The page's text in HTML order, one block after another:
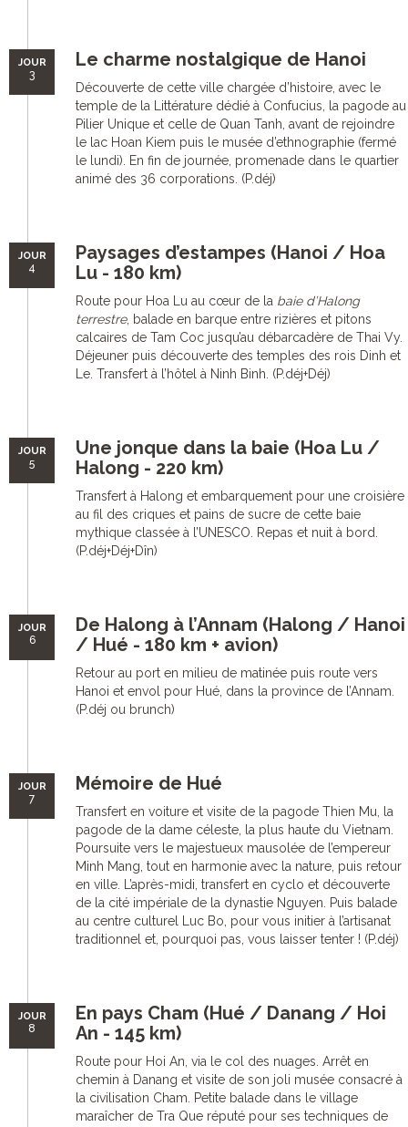
JOUR
3
Le charme nostalgique de Hanoi
Découverte de cette ville chargée d’histoire, avec le
temple de la Littérature dédié à Confucius, la pagode au
Pilier Unique et celle de Quan Tanh, avant de rejoindre
le lac Hoan Kiem puis le musée d’ethnographie (fermé
le lundi). En fin de journée, promenade dans le quartier
animé des 36 corporations. (P.déj)
JOUR
4
Paysages d’estampes (Hanoi / Hoa
Lu - 180 km)
Route pour Hoa Lu au cœur de la baie d’Halong
terrestre, balade en barque entre rizières et pitons
calcaires de Tam Coc jusqu’au débarcadère de Thai Vy.
Déjeuner puis découverte des temples des rois Dinh et
Le. Transfert à l’hôtel à Ninh Binh. (P.déj+Déj)
JOUR
5
Une jonque dans la baie (Hoa Lu /
Halong - 220 km)
Transfert à Halong et embarquement pour une croisière
au fil des criques et pains de sucre de cette baie
mythique classée à l’UNESCO. Repas et nuit à bord.
(P.déj+Déj+Dîn)
JOUR
6
De Halong à l’Annam (Halong / Hanoi
/ Hué - 180 km + avion)
Retour au port en milieu de matinée puis route vers
Hanoi et envol pour Hué, dans la province de l’Annam.
(P.déj ou brunch)
JOUR
7
Mémoire de Hué
Transfert en voiture et visite de la pagode Thien Mu, la
pagode de la dame céleste, la plus haute du Vietnam.
Poursuite vers le majestueux mausolée de l’empereur
Minh Mang, tout en harmonie avec la nature, puis retour
en ville. L’après-midi, transfert en cyclo et découverte
de la cité impériale de la dynastie Nguyen. Puis balade
au centre culturel Luc Bo, pour vous initier à l’artisanat
traditionnel et, pourquoi pas, vous laisser tenter ! (P.déj)
JOUR
8
En pays Cham (Hué / Danang / Hoi
An - 145 km)
Route pour Hoi An, via le col des nuages. Arrêt en
chemin à Danang et visite de son joli musée consacré à
la civilisation Cham. Petite balade dans le village
maraîcher de Tra Que réputé pour ses techniques de